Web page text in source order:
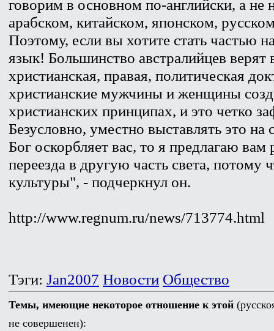
говорим в основном по-английски, а не
арабском, китайском, японском,
Поэтому, если вы хотите стать частью
язык! Большинство австралийцев верят
христианская, правая, политическая
христианские мужчины и женщины
христианских принципах, и это четко
Безусловно, уместно выставлять это
Бог оскорбляет вас, то я предлагаю
переезда в другую часть света, потому
культуры", - подчеркнул он.
http://www.regnum.ru/news/713774.html
Тэги: Jan2007 Новости Общество
Темы, имеющие некоторое отношение к этой
не совершенен):